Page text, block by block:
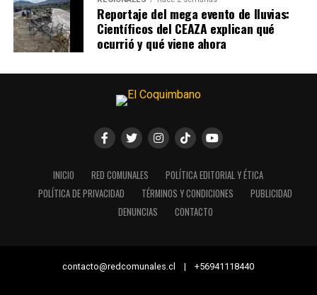
Reportaje del mega evento de lluvias:
Científicos del CEAZA explican qué
ocurrió y qué viene ahora
INICIO RED COMUNALES
POLÍTICA EDITORIAL Y ÉTICA
POLÍTICA DE PRIVACIDAD
TÉRMINOS Y CONDICIONES
PUBLICIDAD
DENUNCIAS
CONTACTO
contacto@redcomunales.cl | +56941118440